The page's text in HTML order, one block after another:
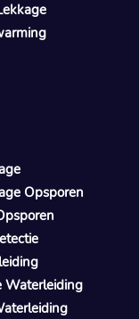
Opsporen
Waterleiding